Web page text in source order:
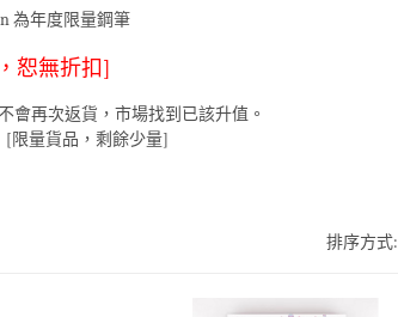
為年度限量鋼筆
恕無折扣]
會再次返貨，市場找到已該升值。
[限量貨品，剩餘少量]
排序方式: